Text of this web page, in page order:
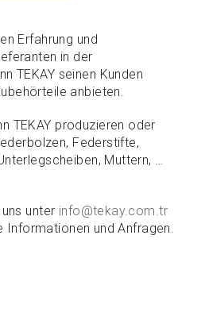
Erfahrung und
in der
TEKAY seinen Kunden
anbieten.
TEKAY produzieren oder
Federstifte,
Muttern, …
unter info@tekay.com.tr
Informationen und Anfragen.